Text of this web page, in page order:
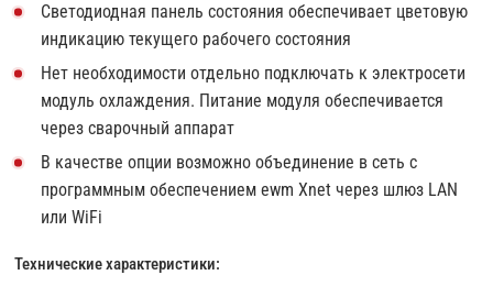
Светодиодная панель состояния обеспечивает цветовую
индикацию текущего рабочего состояния
Нет необходимости отдельно подключать к электросети
модуль охлаждения. Питание модуля обеспечивается
через сварочный аппарат
В качестве опции возможно объединение в сеть с
программным обеспечением ewm Xnet через шлюз LAN
или WiFi
Технические характеристики: